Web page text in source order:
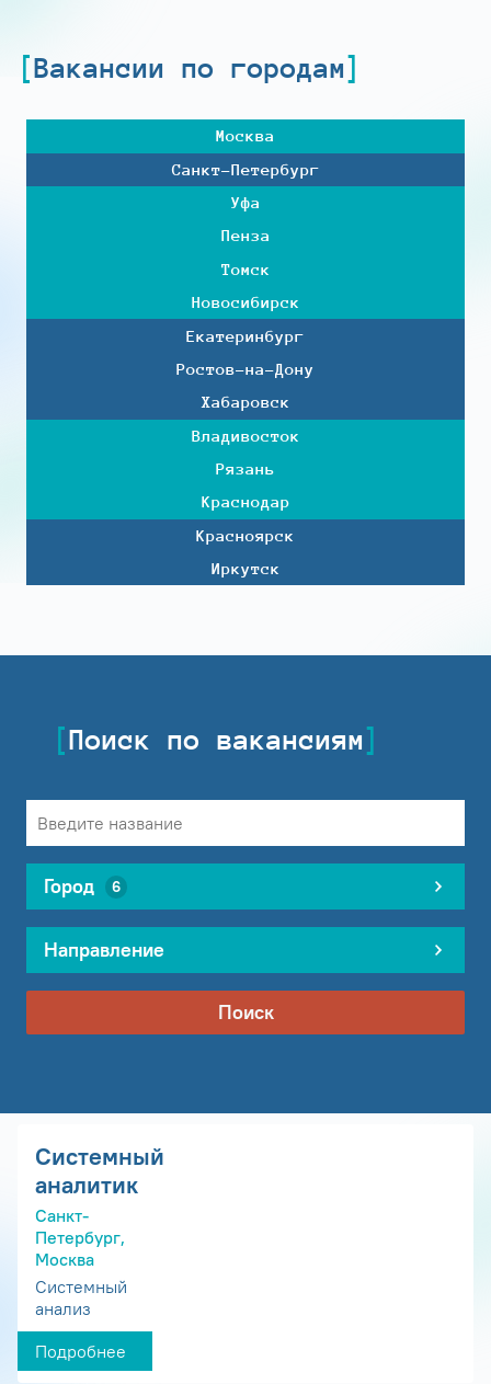
Вакансии по городам
Москва
Санкт-Петербург
Уфа
Пенза
Томск
Новосибирск
Екатеринбург
Ростов-на-Дону
Хабаровск
Владивосток
Рязань
Краснодар
Красноярск
Иркутск
Поиск по вакансиям
Город 6
Направление
Поиск
Системный
аналитик
Санкт-
Петербург,
Москва
Системный
анализ
Подробнее